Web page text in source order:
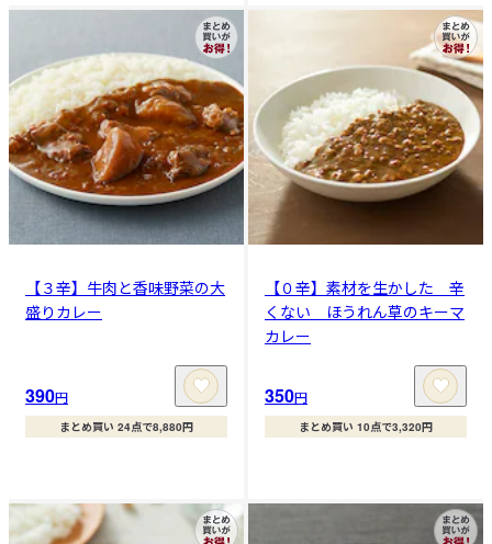
【３辛】牛肉と香味野菜の大
盛りカレー
390円
まとめ買い 24点で8,880円
【０辛】素材を生かした 辛
くない ほうれん草のキーマ
カレー
350円
まとめ買い 10点で3,320円